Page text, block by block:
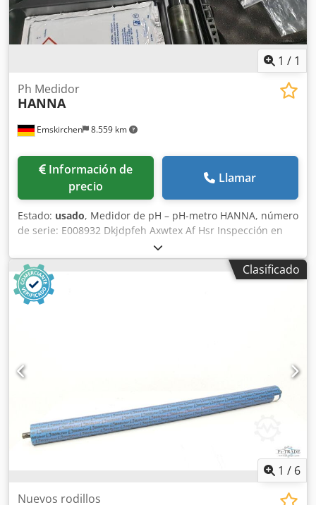
complacerá mucho su visita. Tenemos más máquinas en
stock. Disponible de inmediato. Se puede inspeccionar. En
stock en Emskirchen / Núremberg. Se puede probar.
1 / 1
Emskirchen 8.559 km
Ph Medidor
HANNA
Información de
precio
Llamar
Estado: usado, Medidor de pH – pH-metro HANNA, número
de serie: E008932 Dkjdpfeh Axwtex Af Hsr Inspección en
vídeo en línea a través de Skype Nos complacería mucho
recibir su visita; tenemos más máquinas en stock.
Disponible de inmediato; se puede inspeccionar. En stock
en Emskirchen/Núremberg; se puede probar.
Clasificado
1 / 6
Nuevos rodillos